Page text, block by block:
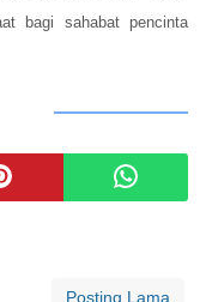
bagi sahabat pencinta
Posting Lama